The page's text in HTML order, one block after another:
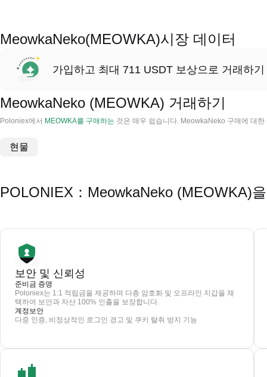
MeowkaNeko(MEOWKA)시장 데이터
가입하고 최대 711 USDT 보상으로 거래하기
MeowkaNeko (MEOWKA) 거래하기
Poloniex에서 MEOWKA를 구매하는 것은 매우 쉽습니다. MeowkaNeko 구매에 대
현물
POLONIEX：MeowkaNeko (MEOWKA)
보안 및 신뢰성
준비금 증명
Poloniex는 1:1 적립금을 제공하며 다층 암호화 및 오프라인 지갑을 채
택하여 보안과 자산 100% 인출을 보장합니다.
계정보안
다중 인증, 비정상적인 로그인 경고 및 쿠키 탈취 방지 기능